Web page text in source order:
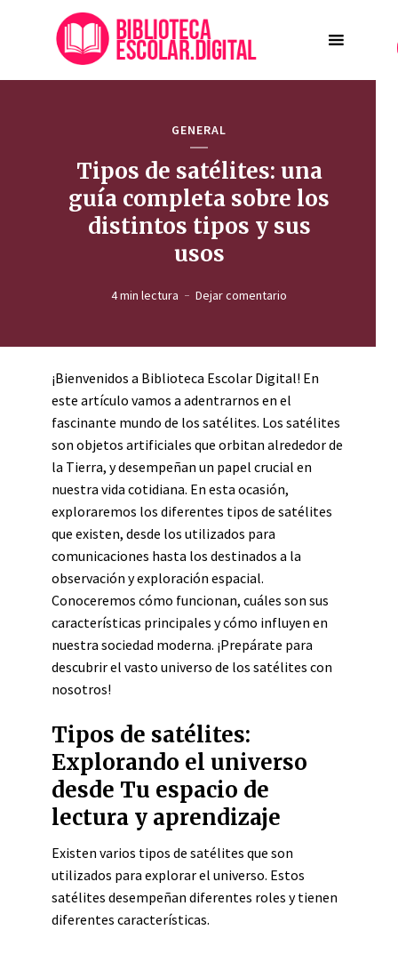
GENERAL
Tipos de satélites: una
guía completa sobre los
distintos tipos y sus
usos
4 min lectura Dejar comentario
¡Bienvenidos a Biblioteca Escolar Digital! En
este artículo vamos a adentrarnos en el
fascinante mundo de los satélites. Los satélites
son objetos artificiales que orbitan alrededor de
la Tierra, y desempeñan un papel crucial en
nuestra vida cotidiana. En esta ocasión,
exploraremos los diferentes tipos de satélites
que existen, desde los utilizados para
comunicaciones hasta los destinados a la
observación y exploración espacial.
Conoceremos cómo funcionan, cuáles son sus
características principales y cómo influyen en
nuestra sociedad moderna. ¡Prepárate para
descubrir el vasto universo de los satélites con
nosotros!
Tipos de satélites:
Explorando el universo
desde Tu espacio de
lectura y aprendizaje
Existen varios tipos de satélites que son
utilizados para explorar el universo. Estos
satélites desempeñan diferentes roles y tienen
diferentes características.